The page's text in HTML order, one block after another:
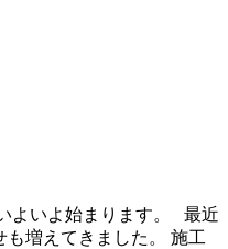
よいよ始まります。 最近
増えてきました。 施工